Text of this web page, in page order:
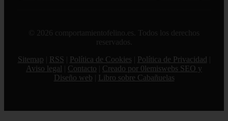
© 2026 comportamientofelino.es. Todos los derechos
reservados.
Sitemap
RSS Política de Cookies Política de Privacidad
Aviso legal
Contacto
Creado por 0lemiswebs SEO y
Diseño web
Libro sobre Cabañuelas